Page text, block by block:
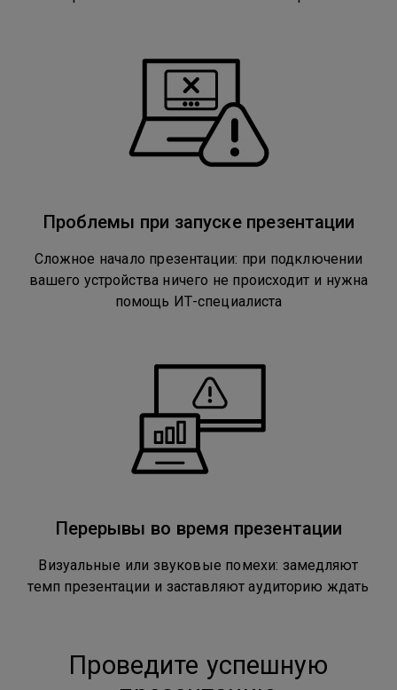
Проблемы при запуске презентации
Сложное начало презентации: при подключении
вашего устройства ничего не происходит и нужна
помощь ИТ-специалиста
Перерывы во время презентации
Визуальные или звуковые помехи: замедляют
темп презентации и заставляют аудиторию ждать
Проведите успешную